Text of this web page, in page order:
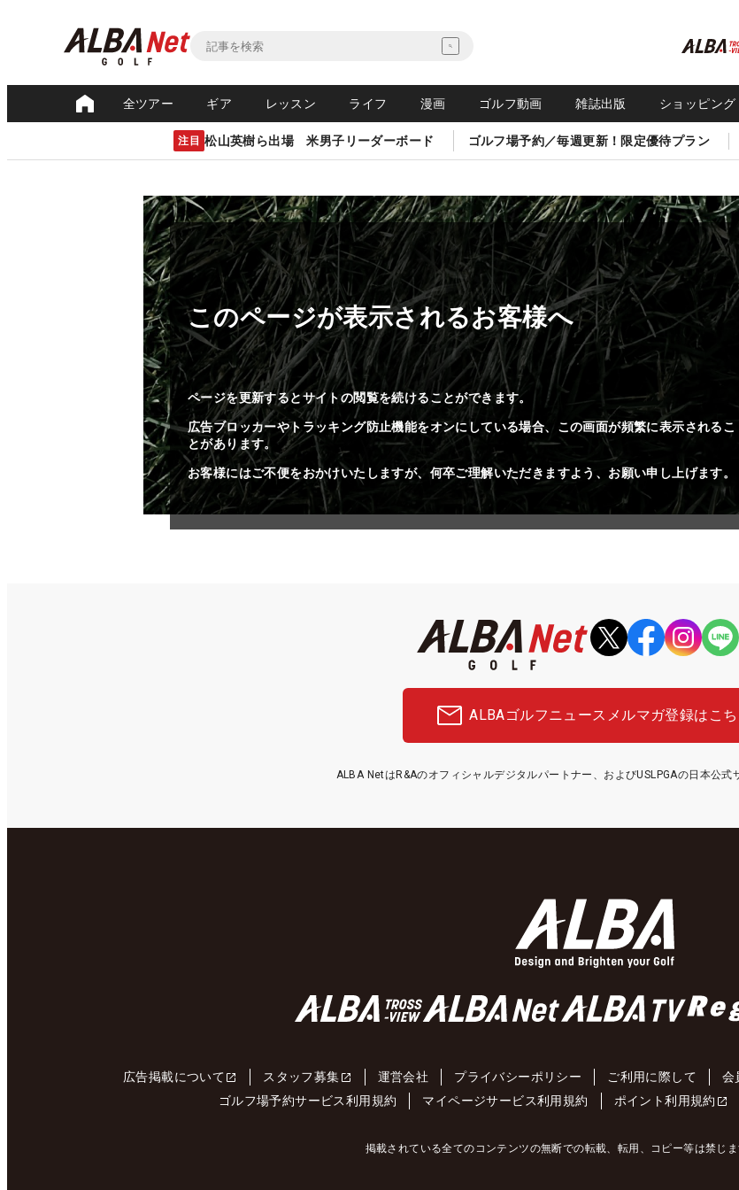
全ツアー ギア レッスン ライフ 漫画 ゴルフ動画 雑誌出版 ショッピング
注目 松山英樹ら出場 米男子リーダーボード ゴルフ場予約／毎週更新！限定優待プラン
このページが表示されるお客様へ
ページを更新するとサイトの閲覧を続けることができます。
広告ブロッカーやトラッキング防止機能をオンにしている場合、この画面が頻繁に表示されるこ
とがあります。
お客様にはご不便をおかけいたしますが、何卒ご理解いただきますよう、お願い申し上げます。
ALBAゴルフニュース メルマガ登録はこち
ALBA NetはR&Aのオフィシャルデジタルパートナー、およびUSLPGAの日本公式
広告掲載について スタッフ募集 運営会社 プライバシーポリシー ご利用に際して 会
ゴルフ場予約サービス利用規約
マイページサービス利用規約 ポイント利用規約
掲載されている全てのコンテンツの無断での転載、転用、コピー等は禁じ